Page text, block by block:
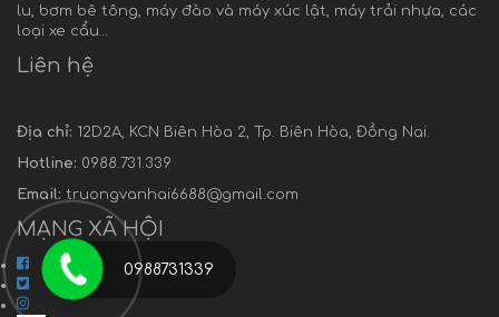
lu, bơm bê tông, máy đào và máy xúc lật, máy trải nhựa, các
loại xe cẩu…
Liên hệ
Địa chỉ: 12D2A, KCN Biên Hòa 2, Tp. Biên Hòa, Đồng Nai.
Hotline: 0988.731.339
Email: truongvanhai6688@gmail.com
MẠNG XÃ HỘI
0988731339